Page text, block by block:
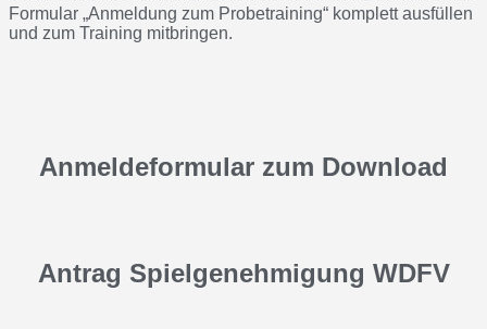
Formular „Anmeldung zum Probetraining“ komplett ausfüllen
und zum Training mitbringen.
Anmeldeformular zum Download
Antrag Spielgenehmigung WDFV